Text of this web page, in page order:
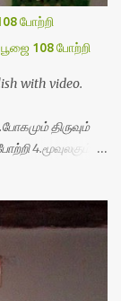
போற்றி
108 போற்றி
with video.
திருவும்
4.மூவுலகும்
பொலிந்தாய்